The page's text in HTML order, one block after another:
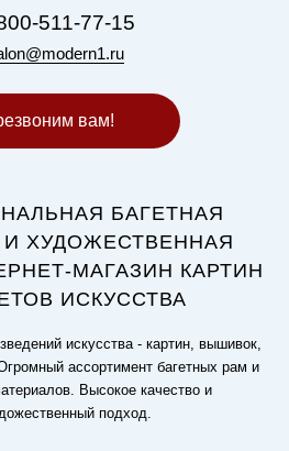
511-77-15
вам!
БАГЕТНАЯ
ХУДОЖЕСТВЕННАЯ
МАГАЗИН КАРТИН
ИСКУССТВА
искусства - картин, вышивок,
ассортимент багетных рам и
Высокое качество и
подход.